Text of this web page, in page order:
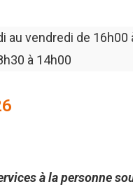
au vendredi de 16h00
à 14h00
à la personne